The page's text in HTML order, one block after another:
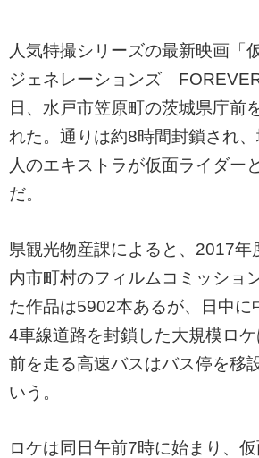
人気特撮シリーズの最新映画「
ジェネレーションズ
日、水戸市笠原町の茨城県庁前
れた。通りは約8時間封鎖され
人のエキストラが仮面ライダー
だ。
県観光物産課によると、2017年
内市町村のフィルムコミッショ
た作品は5902本あるが、日中に
4車線道路を封鎖した大規模ロ
前を走る高速バスはバス停を移
いう。
ロケは同日午前7時に始まり、